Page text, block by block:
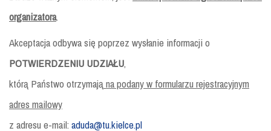
organizatora.
Akceptacja odbywa się poprzez wysłanie informacji o
POTWIERDZENIU UDZIAŁU,
którą Państwo otrzymająna podany w formularzu rejestracyjnym
adres mailowy
z adresu e-mail: aduda@tu.kielce.pl